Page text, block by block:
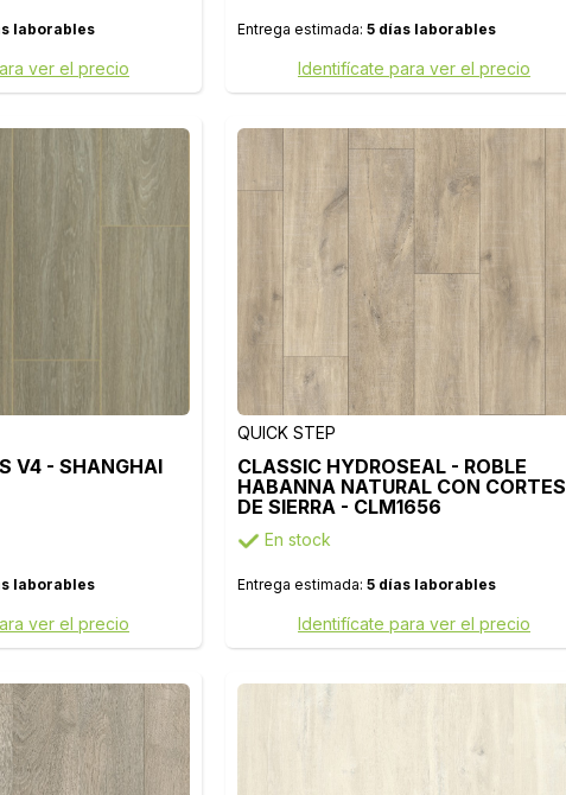
laborables
ver el precio
Entrega estimada: 5 días laborables
Identifícate para ver el precio
V4 - SHANGHAI
laborables
ver el precio
QUICK STEP
CLASSIC HYDROSEAL - ROBLE
HABANNA NATURAL CON CORTES
DE SIERRA - CLM1656
En stock
Entrega estimada: 5 días laborables
Identifícate para ver el precio